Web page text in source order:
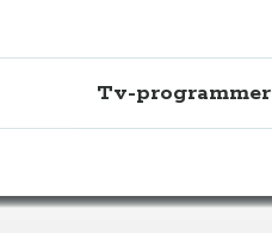
Tv-programmer